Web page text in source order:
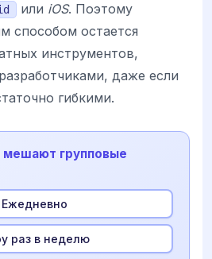
или iOS. Поэтому
способом остается
инструментов,
даже если
гибкими.
мешают групповые
Ежедневно
раз в неделю